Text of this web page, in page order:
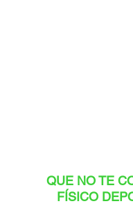
QUE NO TE
FÍSICO